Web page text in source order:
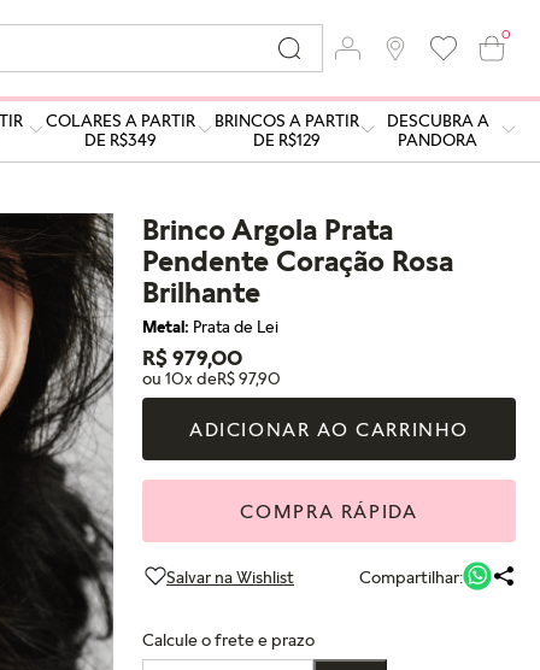
0
COLARES A PARTIR
DE R$349
BRINCOS A PARTIR
DE R$129
DESCUBRA A
PANDORA
Brinco Argola Prata
Pendente Coração Rosa
Brilhante
Metal: Prata de Lei
R$ 979,00
ou 10x deR$ 97,90
ADICIONAR AO CARRINHO
COMPRA RÁPIDA
Compartilhar:
Calcule o frete e prazo